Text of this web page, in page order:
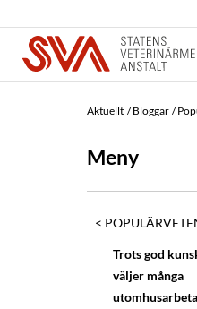
Aktuellt Bloggar
Meny
Trots god
väljer många